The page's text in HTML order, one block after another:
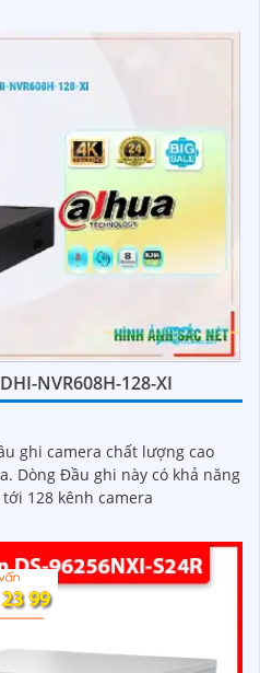
NVR608H-128-XI
ghi camera chất lượng cao
128 kênh camera